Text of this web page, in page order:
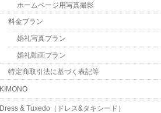
ホームページ用写真撮影
料金プラン
婚礼写真プラン
婚礼動画プラン
特定商取引法に基づく表記等
KIMONO
Dress & Tuxedo（ドレス&タキシード）